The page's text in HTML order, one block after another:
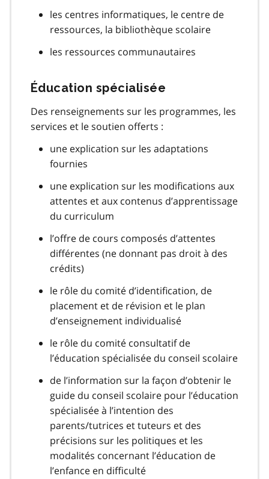
les centres informatiques, le centre de
ressources, la bibliothèque scolaire
les ressources communautaires
Éducation spécialisée
Des renseignements sur les programmes, les
services et le soutien offerts :
une explication sur les adaptations
fournies
une explication sur les modifications aux
attentes et aux contenus d’apprentissage
du curriculum
l’offre de cours composés d’attentes
différentes (ne donnant pas droit à des
crédits)
le rôle du comité d’identification, de
placement et de révision et le plan
d’enseignement individualisé
le rôle du comité consultatif de
l’éducation spécialisée du conseil scolaire
de l’information sur la façon d’obtenir le
guide du conseil scolaire pour l’éducation
spécialisée à l’intention des
parents/tutrices et tuteurs et des
précisions sur les politiques et les
modalités concernant l’éducation de
l’enfance en difficulté